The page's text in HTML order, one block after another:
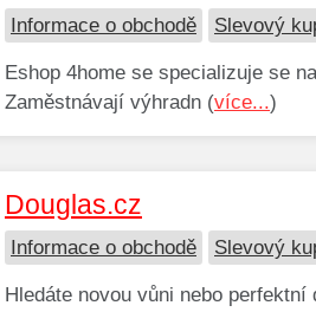
Informace o obchodě Slevový
Eshop 4home se specializuje se
Zaměstnávají výhradn (více...)
Douglas.cz
Informace o obchodě Slevový
Hledáte novou vůni nebo